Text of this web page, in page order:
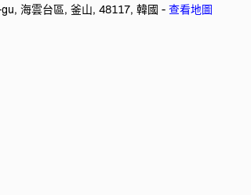
海雲台區, 釜山, 48117, 韓國 -查看地圖